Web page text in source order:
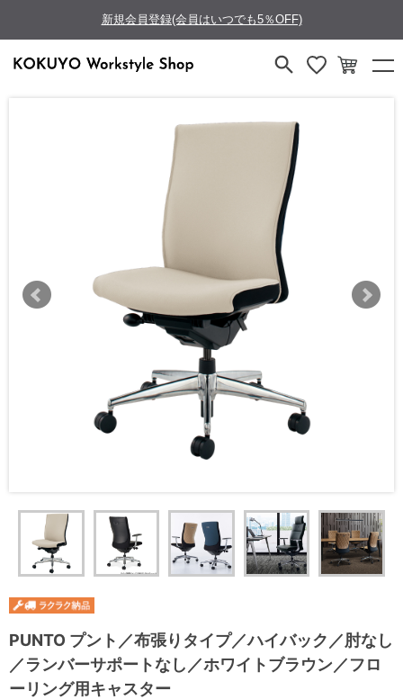
新規会員登録(会員はいつでも5％OFF)
PUNTO プント／布張りタイプ／ハイバック／肘なし
／ランバーサポートなし／ホワイトブラウン／フロ
ーリング用キャスター